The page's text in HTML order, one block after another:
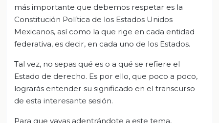
más importante que debemos respetar es la
Constitución Política de los Estados Unidos
Mexicanos, así como la que rige en cada entidad
federativa, es decir, en cada uno de los Estados.
Tal vez, no sepas qué es o a qué se refiere el
Estado de derecho. Es por ello, que poco a poco,
lograrás entender su significado en el transcurso
de esta interesante sesión.
Para que vayas adentrándote a este tema,